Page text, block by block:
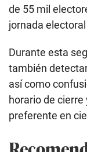
de 55 mil
jornada
Durante esta
también
así como
horario de
preferente en